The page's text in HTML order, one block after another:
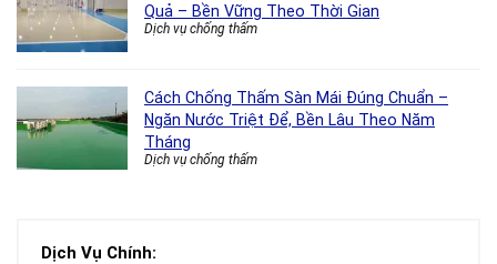
Quả – Bền Vững Theo Thời Gian
Dịch vụ chống thấm
Cách Chống Thấm Sàn Mái Đúng Chuẩn –
Ngăn Nước Triệt Để, Bền Lâu Theo Năm
Tháng
Dịch vụ chống thấm
Dịch Vụ Chính: